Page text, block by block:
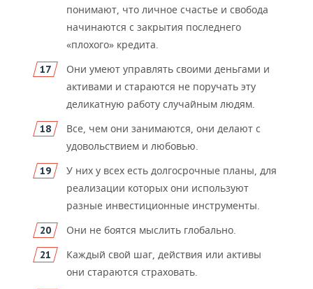
понимают, что личное счастье и свобода
начинаются с закрытия последнего
«плохого» кредита.
Они умеют управлять своими деньгами и
активами и стараются не поручать эту
деликатную работу случайным людям.
Все, чем они занимаются, они делают с
удовольствием и любовью.
У них у всех есть долгосрочные планы, для
реализации которых они используют
разные инвестиционные инструменты.
Они не боятся мыслить глобально.
Каждый свой шаг, действия или активы
они стараются страховать.